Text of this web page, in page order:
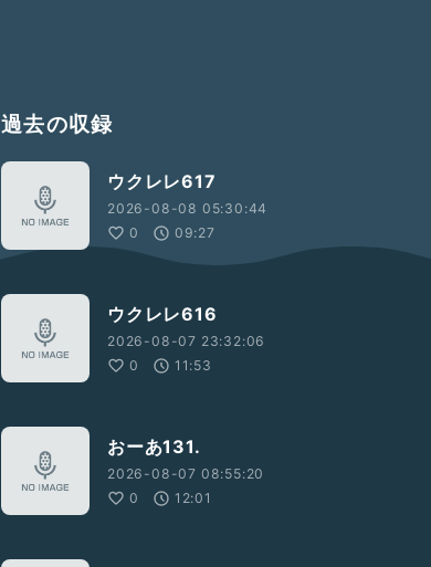
過去の収録
ウクレレ617
2026-08-08 05:30:44
0
09:27
ウクレレ616
2026-08-07 23:32:06
0
11:53
おーあ131.
2026-08-07 08:55:20
0
12:01